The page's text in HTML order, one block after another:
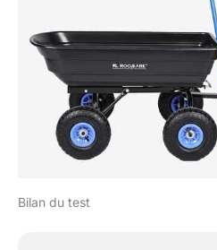
Bilan du test